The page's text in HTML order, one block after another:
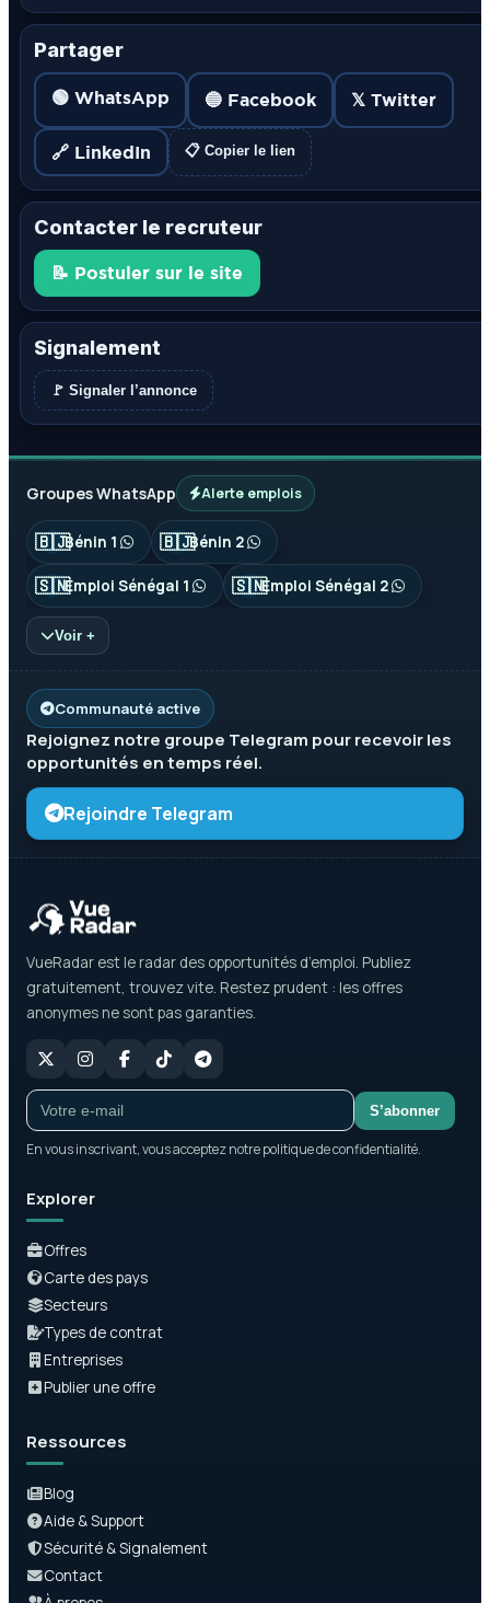
Partager
🟢 WhatsApp 🔵 Facebook 𝕏 Twitter
🔗 LinkedIn 📋 Copier le lien
Contacter le recruteur
📝 Postuler sur le site
Signalement
🚩 Signaler l’annonce
Groupes WhatsApp Alerte emplois
🇧🇯Bénin 1 🇧🇯Bénin 2
🇸🇳Emploi Sénégal 1 🇸🇳Emploi Sénégal 2
Voir +
Communauté active
Rejoignez notre groupe Telegram pour recevoir les
opportunités en temps réel.
Rejoindre Telegram
VueRadar est le radar des opportunités d’emploi. Publiez
gratuitement, trouvez vite. Restez prudent : les offres
anonymes ne sont pas garanties.
S’abonner
En vous inscrivant, vous acceptez notre politique de confidentialité.
Explorer
Offres
Carte des pays
Secteurs
Types de contrat
Entreprises
Publier une offre
Ressources
Blog
Aide & Support
Sécurité & Signalement
Contact